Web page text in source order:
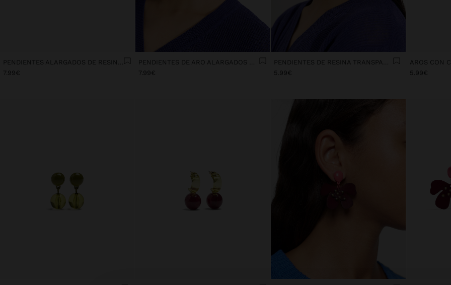
PENDIENTES ALARGADOS DE RESINA SEMITRANSPARENTE
7.99€
PENDIENTES DE ARO ALARGADOS DE RESINA TRANSPARENTE
7.99€
PENDIENTES DE RESINA TRANSPARENTE
5.99€
5.99€